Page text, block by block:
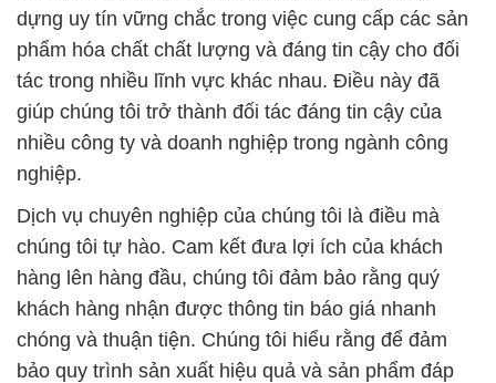
dựng uy tín vững chắc trong việc cung cấp các sản
phẩm hóa chất chất lượng và đáng tin cậy cho đối
tác trong nhiều lĩnh vực khác nhau. Điều này đã
giúp chúng tôi trở thành đối tác đáng tin cậy của
nhiều công ty và doanh nghiệp trong ngành công
nghiệp.
Dịch vụ chuyên nghiệp của chúng tôi là điều mà
chúng tôi tự hào. Cam kết đưa lợi ích của khách
hàng lên hàng đầu, chúng tôi đảm bảo rằng quý
khách hàng nhận được thông tin báo giá nhanh
chóng và thuận tiện. Chúng tôi hiểu rằng để đảm
bảo quy trình sản xuất hiệu quả và sản phẩm đáp